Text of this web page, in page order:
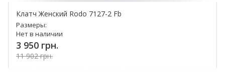
Клатч Женский Rodo 7127-2 Fb
Размеры:
Нет в наличии
3 950 грн.
11 902 грн.